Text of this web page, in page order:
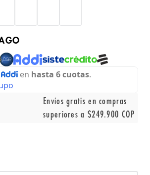
Envíos gratis en compras
superiores a $249.900 COP